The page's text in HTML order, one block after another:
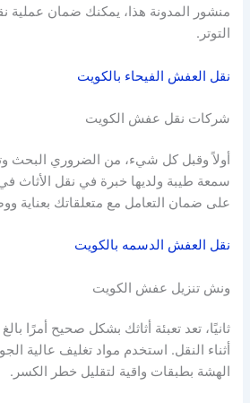
منشور المدونة هذا، يمكنك ضمان عملية
التوتر.
نقل العفش الفيحاء بالكويت
شركات نقل عفش الكويت
أولاً وقبل كل شيء، من الضروري البحث
سمعة طيبة ولديها خبرة في نقل الأثاث
على ضمان التعامل مع متعلقاتك بعناية
نقل العفش الدسمه بالكويت
ونش تنزيل عفش الكويت
ثانيًا، تعد تعبئة أثاثك بشكل صحيح أمرًا
أثناء النقل. استخدم مواد تغليف عالية
الهشة بطبقات واقية لتقليل خطر الكسر.